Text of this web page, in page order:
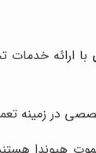
با ارائه
در